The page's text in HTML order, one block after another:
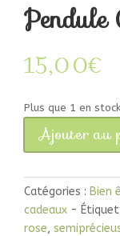
15,00€
Plus que 1 en stock
quantité
Pendule
Quartz
rose
Ajouter au
Catégories : Bien
cadeaux
rose,